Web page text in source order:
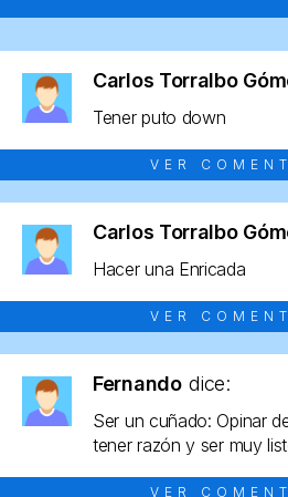
Carlos Torralbo
Tener puto down
VER
Carlos Torralbo
Hacer una Enricada
VER
Fernando dice:
Ser un cuñado: Opinar
tener razón y ser muy
VER